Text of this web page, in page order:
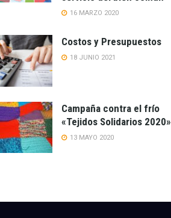
16 MARZO 2020
Costos y Presupuestos
18 JUNIO 2021
Campaña contra el frío
«Tejidos Solidarios 2020»
13 MAYO 2020